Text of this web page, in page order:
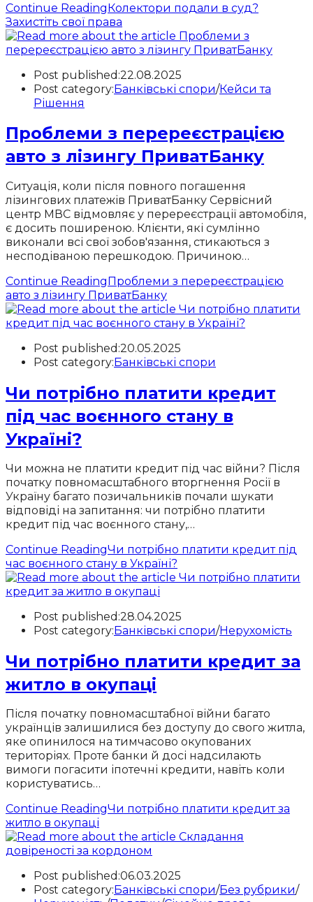
Continue ReadingКолектори подали в суд?
Захистіть свої права
Post published:22.08.2025
Post category:Банківські спори/Кейси та
Рішення
Проблеми з перереєстрацією
авто з лізингу ПриватБанку
Ситуація, коли після повного погашення
лізингових платежів ПриватБанку Сервісний
центр МВС відмовляє у перереєстрації автомобіля,
є досить поширеною. Клієнти, які сумлінно
виконали всі свої зобов'язання, стикаються з
несподіваною перешкодою. Причиною…
Continue ReadingПроблеми з перереєстрацією
авто з лізингу ПриватБанку
Post published:20.05.2025
Post category:Банківські спори
Чи потрібно платити кредит
під час воєнного стану в
Україні?
Чи можна не платити кредит під час війни? Після
початку повномасштабного вторгнення Росії в
Україну багато позичальників почали шукати
відповіді на запитання: чи потрібно платити
кредит під час воєнного стану,…
Continue ReadingЧи потрібно платити кредит під
час воєнного стану в Україні?
Post published:28.04.2025
Post category: Банківські спори/Нерухомість
Чи потрібно платити кредит за
житло в окупаці
Після початку повномасштабної війни багато
українців залишилися без доступу до свого житла,
яке опинилося на тимчасово окупованих
територіях. Проте банки й досі надсилають
вимоги погасити іпотечні кредити, навіть коли
користуватись…
Continue ReadingЧи потрібно платити кредит за
житло в окупаці
Post published:06.03.2025
Post category: Банківські спори/Без рубрики/